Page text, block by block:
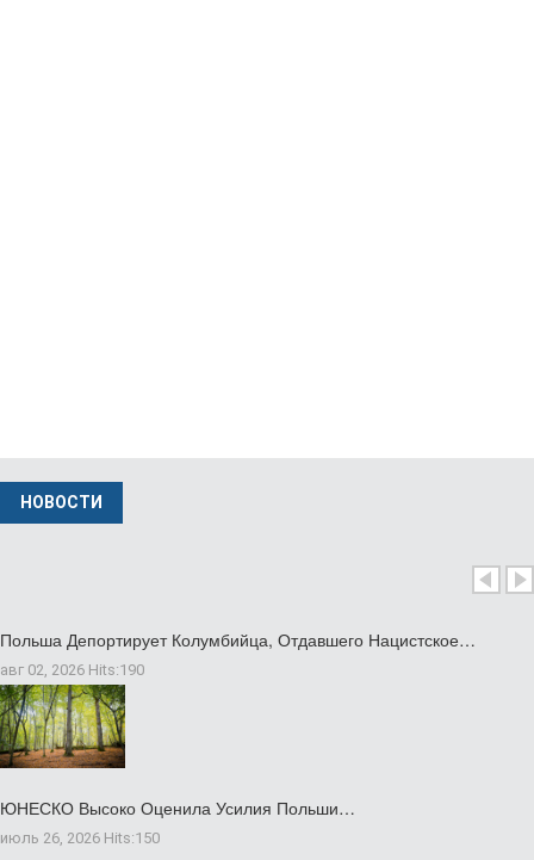
НОВОСТИ
Польша Депортирует Колумбийца, Отдавшего Нацистское…
авг 02, 2026 Hits:190
ЮНЕСКО Высоко Оценила Усилия Польши…
июль 26, 2026 Hits:150